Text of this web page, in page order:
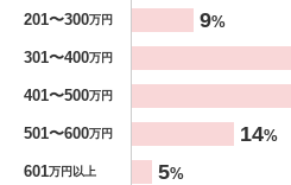
201〜300万円 9%
301〜400万円
401〜500万円
501〜600万円 14%
601万円以上 5%